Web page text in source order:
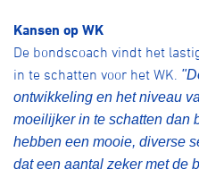
Kansen op WK
De bondscoach vindt het
in te schatten voor het WK.
ontwikkeling en het niveau
moeilijker in te schatten dan
hebben een mooie, diverse
dat een aantal zeker met de